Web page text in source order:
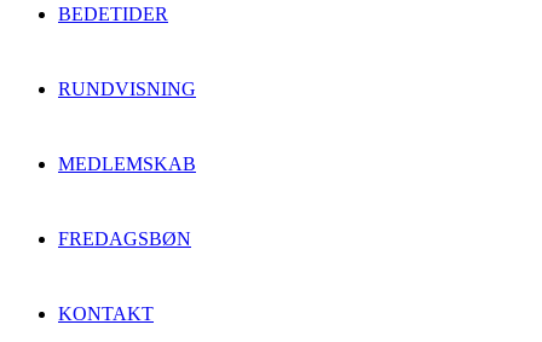
BEDETIDER
RUNDVISNING
MEDLEMSKAB
FREDAGSBØN
KONTAKT